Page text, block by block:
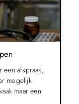
afspraak,
mogelijk
maar een